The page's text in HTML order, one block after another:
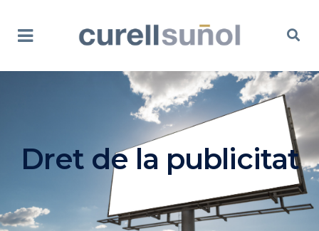
Dret de la publicitat